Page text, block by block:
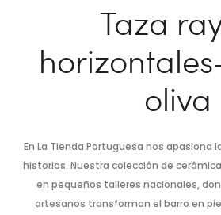
Taza
oliva
En La Tienda Portuguesa nos apasiona
historias. Nuestra colección de
en pequeños talleres nacionales,
artesanos transforman el barro en